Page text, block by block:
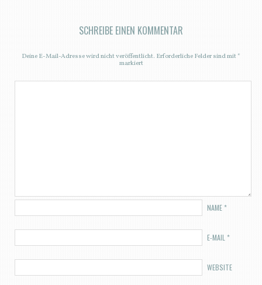
SCHREIBE EINEN KOMMENTAR
Deine E-Mail-Adresse wird nicht veröffentlicht. Erforderliche Felder sind mit*
markiert
NAME*
E-MAIL *
WEBSITE